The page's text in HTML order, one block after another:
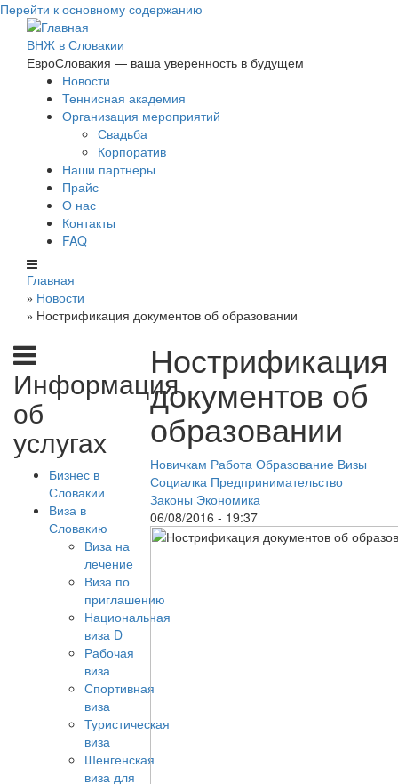
Перейти к основному содержанию
ВНЖ в Словакии
ЕвроСловакия — ваша уверенность в будущем
Новости
Теннисная академия
Организация мероприятий
Свадьба
Корпоратив
Наши партнеры
Прайс
О нас
Контакты
FAQ
Главная
» Новости
» Нострификация документов об образовании
Информация
об
услугах
Бизнес в
Словакии
Виза в
Словакию
Виза на
лечение
Виза по
приглашению
Национальная
виза D
Рабочая
виза
Спортивная
виза
Туристическая
виза
Шенгенская
виза для
Нострификация
документов об
образовании
Новичкам Работа Образование Визы
Социалка Предпринимательство
Законы Экономика
06/08/2016 - 19:37